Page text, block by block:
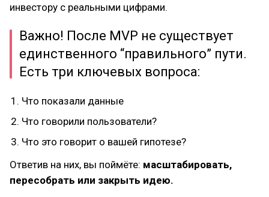
инвестору с реальными цифрами.
Важно! После MVP не существует
единственного “правильного” пути.
Есть три ключевых вопроса:
Что показали данные
Что говорили пользователи?
Что это говорит о вашей гипотезе?
Ответив на них, вы поймёте: масштабировать,
пересобрать или закрыть идею.